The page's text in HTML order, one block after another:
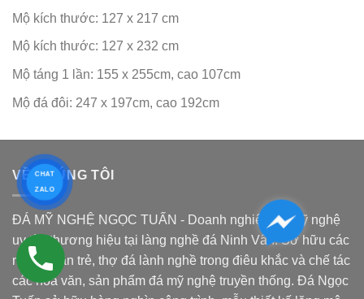
CHAT
ZALO
Mộ kích thước: 127 x 217 cm
Mộ kích thước: 127 x 232 cm
Mộ táng 1 lần: 155 x 255cm, cao 107cm
Mộ đá đôi: 247 x 197cm, cao 192cm
VỀ CHÚNG TÔI
ĐÁ MỸ NGHỆ NGỌC TUẤN - Doanh nghiệp đá mỹ nghệ
uy tín, thương hiệu tại làng nghề đá Ninh Vân. Sở hữu các
nghệ nhân trẻ, thợ đá lành nghề trong điêu khắc và chế tác
các hoa văn, sản phẩm đá mỹ nghệ truyền thống. Đá Ngọc